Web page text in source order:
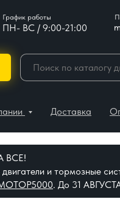
ПН- ВС / 9:00-21:00
График работы
Доставка
ВСЕ!
и тормозные
. До 31